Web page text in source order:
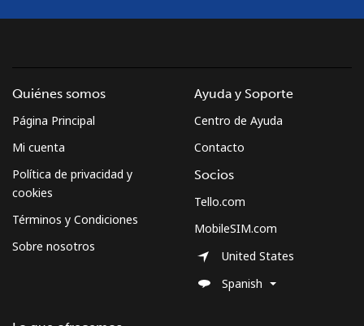
Quiénes somos
Página Principal
Mi cuenta
Política de privacidad y
cookies
Términos y Condiciones
Sobre nosotros
Ayuda y Soporte
Centro de Ayuda
Contacto
Socios
Tello.com
MobileSIM.com
United States
Spanish